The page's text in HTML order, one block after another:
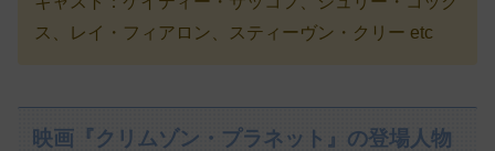
ス、レイ・フィアロン、スティーヴン・クリー etc
映画『クリムゾン・プラネット』の登場人物